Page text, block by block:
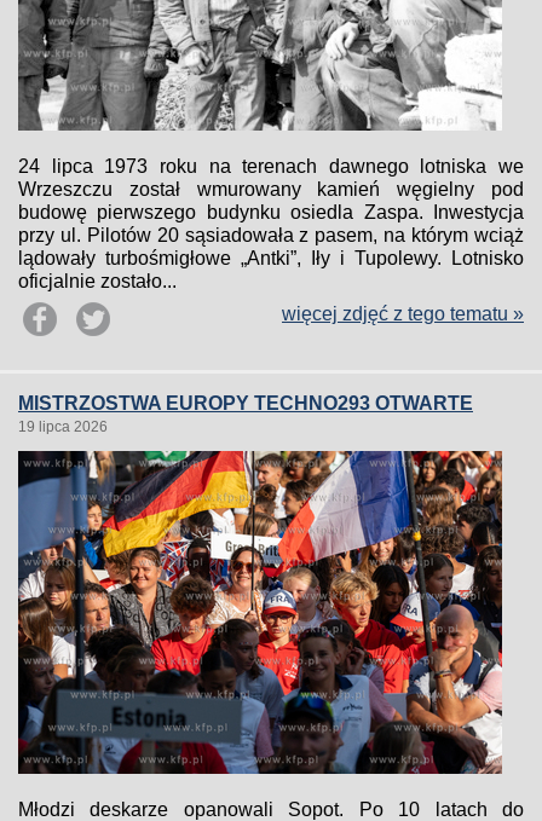
24 lipca 1973 roku na terenach dawnego lotniska we
Wrzeszczu został wmurowany kamień węgielny pod
budowę pierwszego budynku osiedla Zaspa. Inwestycja
przy ul. Pilotów 20 sąsiadowała z pasem, na którym wciąż
lądowały turbośmigłowe „Antki”, Iły i Tupolewy. Lotnisko
oficjalnie zostało...
więcej zdjęć z tego tematu »
MISTRZOSTWA EUROPY TECHNO293 OTWARTE
19 lipca 2026
Młodzi deskarze opanowali Sopot. Po 10 latach do